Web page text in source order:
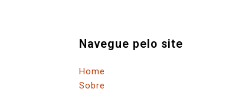
Navegue pelo site
Home
Sobre